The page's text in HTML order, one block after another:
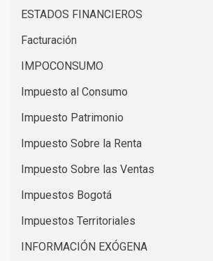
ESTADOS FINANCIEROS
Facturación
IMPOCONSUMO
Impuesto al Consumo
Impuesto Patrimonio
Impuesto Sobre la Renta
Impuesto Sobre las Ventas
Impuestos Bogotá
Impuestos Territoriales
INFORMACIÓN EXÓGENA